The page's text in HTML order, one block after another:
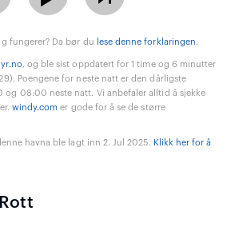
fungerer? Da bør du lese denne forklaringen.
yr.no, og ble sist oppdatert for 1 time og 6 minutter
Poengene for neste natt er den dårligste
og 08:00 neste natt. Vi anbefaler alltid å sjekke
windy.com er gode for å se de større
havna ble lagt inn 2. Jul 2025. Klikk her for å